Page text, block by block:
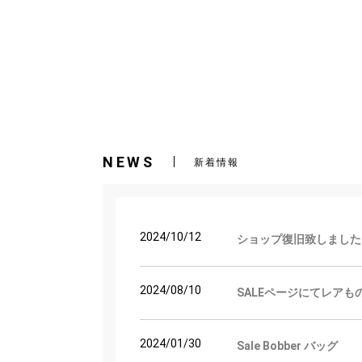
NEWS 新着情報
2024/10/12 ショップ復旧致しました
2024/08/10 SALEページにてレアも
2024/01/30 Sale Bobber バッグ